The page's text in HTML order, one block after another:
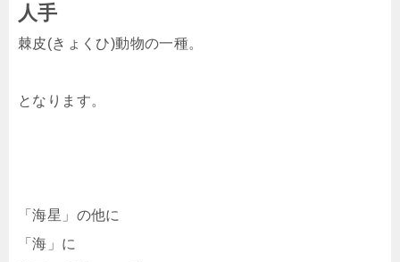
人手
棘皮(きょくひ)動物の一種。
となります。
「海星」の他に
「海」に